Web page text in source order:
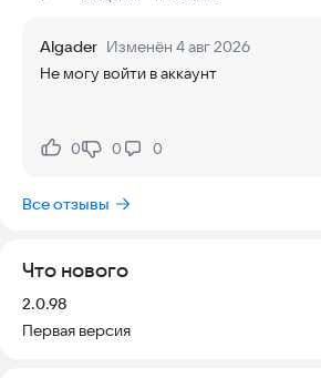
Добавив VIN-номер, вы мгновенно
- Марка и модель
- Объем и мощность двигателя
- Параметры двигателя
- Тип кузова и его размеры
- Масса и грузоподъемность
- Расход топлива и тип бензина
- Объем топливного бака
★ Техническое обслуживание (ТО):
Algader Изменён 4 авг 2026
Не могу войти в аккаунт
Нравится:
0Не нравится:
0 0
Все отзывы
Что нового
Версия:
2.0.98
Первая версия